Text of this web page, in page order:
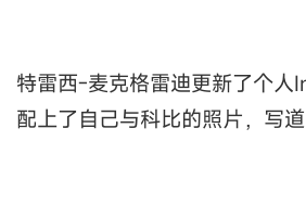
特雷西-麦克格雷迪更新了个人
配上了自己与科比的照片，写